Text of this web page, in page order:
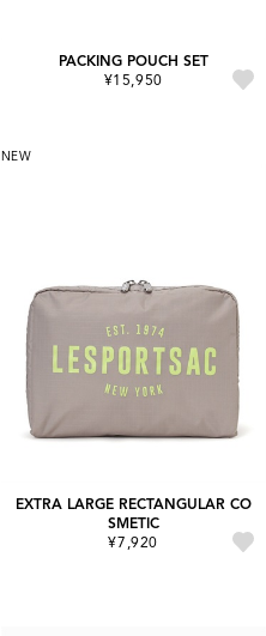
PACKING POUCH SET
¥15,950
NEW
EXTRA LARGE RECTANGULAR CO
SMETIC
¥7,920